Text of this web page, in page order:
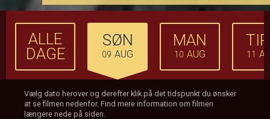
ALLE
DAGE
SØN
09 AUG
MAN
10 AUG 11
Vælg dato herover og derefter klik på det tidspunkt du ønsker
at se filmen nedenfor. Find mere information om filmen
længere nede på siden.